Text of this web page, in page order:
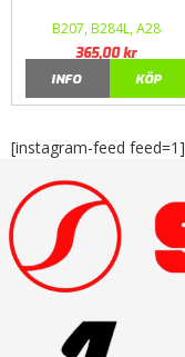
B207, B284L, A28
365,00kr
INFO
KÖP
[instagram-feed feed=1]